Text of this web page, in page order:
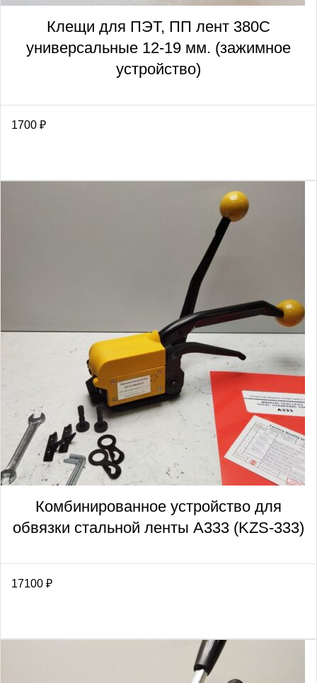
Клещи для ПЭТ, ПП лент 380С
универсальные 12-19 мм. (зажимное
устройство)
1700 ₽
Комбинированное устройство для
обвязки стальной ленты А333 (KZS-333)
17100 ₽